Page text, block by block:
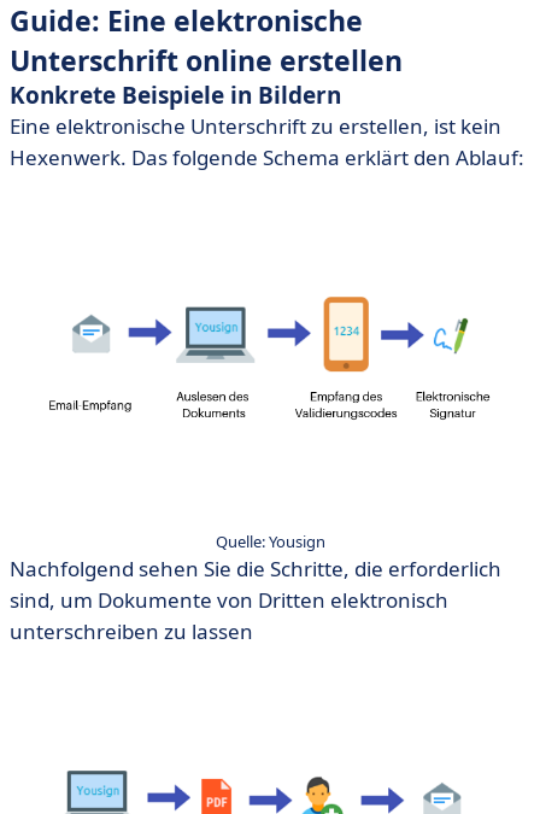
Guide: Eine elektronische
Unterschrift online erstellen
Konkrete Beispiele in Bildern
Eine elektronische Unterschrift zu erstellen, ist kein
Hexenwerk. Das folgende Schema erklärt den Ablauf:
Quelle: Yousign
Nachfolgend sehen Sie die Schritte, die erforderlich
sind, um Dokumente von Dritten elektronisch
unterschreiben zu lassen